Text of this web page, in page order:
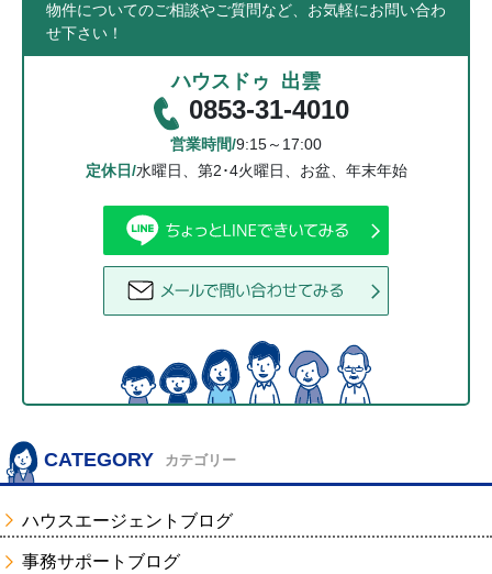
物件についてのご相談やご質問など、お気軽にお問い合わ
せ下さい！
ハウスドゥ 出雲
0853-31-4010
営業時間/9:15～17:00
定休日/水曜日、第2･4火曜日、お盆、年末年始
CATEGORY カテゴリー
ハウスエージェントブログ
事務サポートブログ